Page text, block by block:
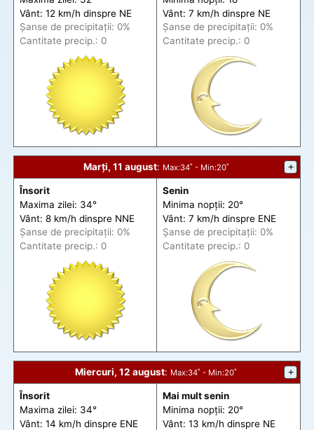
Vânt: 12 km/h dinspre NE
Șanse de precipitații: 0%
Cantitate precip.: 0
Vânt: 7 km/h dinspre NE
Șanse de precipitații: 0%
Cantitate precip.: 0
Marți, 11 august: Max:34˚ - Min:20˚ +
Însorit
Maxima zilei: 34°
Vânt: 8 km/h dinspre NNE
Șanse de precipitații: 0%
Cantitate precip.: 0
Senin
Minima nopții: 20°
Vânt: 7 km/h dinspre ENE
Șanse de precipitații: 0%
Cantitate precip.: 0
Miercuri, 12 august: Max:34˚ - Min:20˚ +
Însorit
Maxima zilei: 34°
Vânt: 14 km/h dinspre ENE
Mai mult senin
Minima nopții: 20°
Vânt: 13 km/h dinspre NE